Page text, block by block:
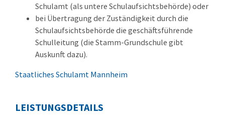
Schulamt (als untere Schulaufsichtsbehörde) oder
bei Übertragung der Zuständigkeit durch die
Schulaufsichtsbehörde die geschäftsführende
Schulleitung (die Stamm-Grundschule gibt
Auskunft dazu).
Staatliches Schulamt Mannheim
LEISTUNGSDETAILS